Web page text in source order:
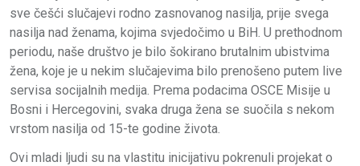
sve češći slučajevi rodno zasnovanog nasilja, prije svega
nasilja nad ženama, kojima svjedočimo u BiH. U prethodnom
periodu, naše društvo je bilo šokirano brutalnim ubistvima
žena, koje je u nekim slučajevima bilo prenošeno putem live
servisa socijalnih medija. Prema podacima OSCE Misije u
Bosni i Hercegovini, svaka druga žena se suočila s nekom
vrstom nasilja od 15-te godine života.
Ovi mladi ljudi su na vlastitu inicijativu pokrenuli projekat o